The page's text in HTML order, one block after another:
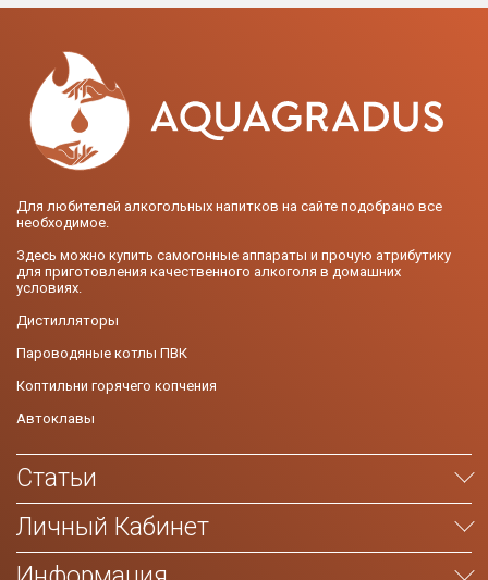
Для любителей алкогольных напитков на сайте подобрано все
необходимое.
Здесь можно купить самогонные аппараты и прочую атрибутику
для приготовления качественного алкоголя в домашних
условиях.
Дистилляторы
Пароводяные котлы ПВК
Коптильни горячего копчения
Автоклавы
Статьи
Личный Кабинет